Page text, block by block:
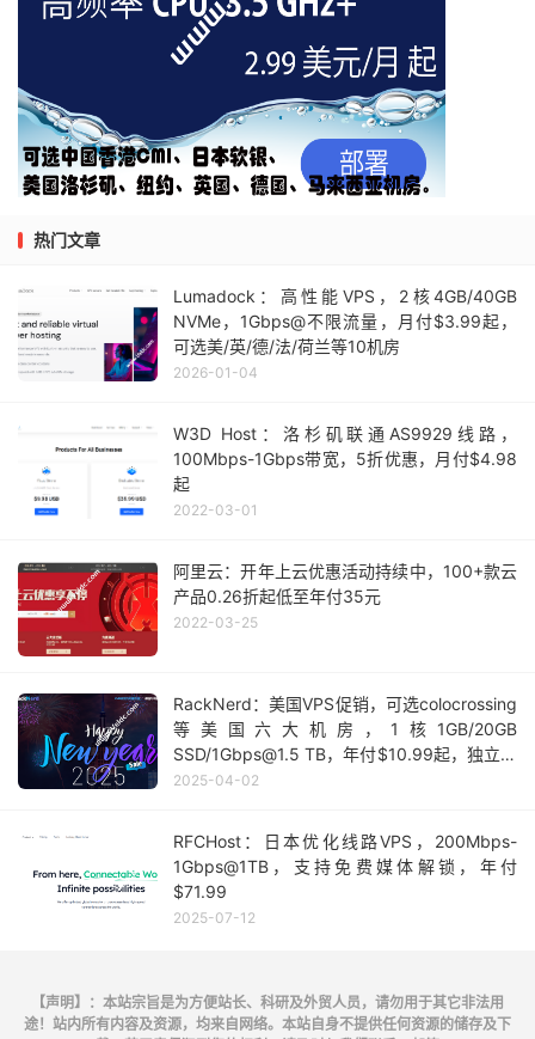
热门文章
Lumadock：高性能VPS，2核4GB/40GB
NVMe，1Gbps@不限流量，月付$3.99起，
可选美/英/德/法/荷兰等10机房
2026-01-04
W3D Host：洛杉矶联通AS9929线路，
100Mbps-1Gbps带宽，5折优惠，月付$4.98
起
2022-03-01
阿里云：开年上云优惠活动持续中，100+款云
产品0.26折起低至年付35元
2022-03-25
RackNerd：美国VPS促销，可选colocrossing
等美国六大机房，1核1GB/20GB
SSD/1Gbps@1.5 TB，年付$10.99起，独立服
务器月付$64.95起，13个可用IP
2025-04-02
RFCHost：日本优化线路VPS，200Mbps-
1Gbps@1TB，支持免费媒体解锁，年付
$71.99
2025-07-12
【声明】：本站宗旨是为方便站长、科研及外贸人员，请勿用于其它非法用
途！站内所有内容及资源，均来自网络。本站自身不提供任何资源的储存及下